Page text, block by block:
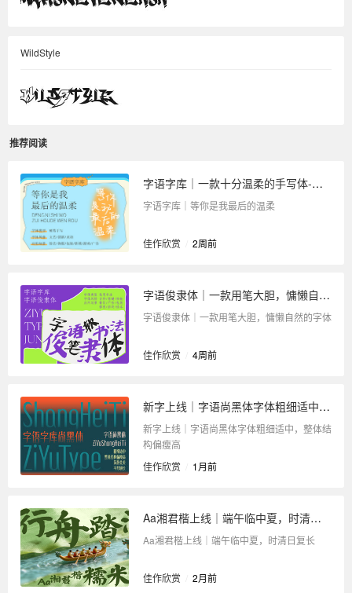
WildStyle
推荐阅读
字语字库｜一款十分温柔的手写体-等你是我最后的温柔
字语字库｜等你是我最后的温柔
佳作欣赏 2周前
字语俊隶体｜一款用笔大胆，慵懒自然的字体
字语俊隶体｜一款用笔大胆，慵懒自然的字体
佳作欣赏 4周前
新字上线｜字语尚黑体字体粗细适中，整体结构偏瘦高
新字上线｜字语尚黑体字体粗细适中，整体结
构偏瘦高
佳作欣赏
1月前
Aa湘君楷上线｜端午临中夏，时清日复长
Aa湘君楷上线｜端午临中夏，时清日复长
佳作欣赏 2月前